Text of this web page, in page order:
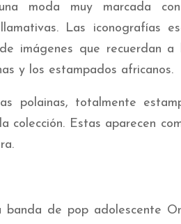
moda muy marcada con
Las iconografías
imágenes que recuerdan a
y los estampados africanos.
polainas, totalmente
colección. Estas aparecen
de pop adolescente